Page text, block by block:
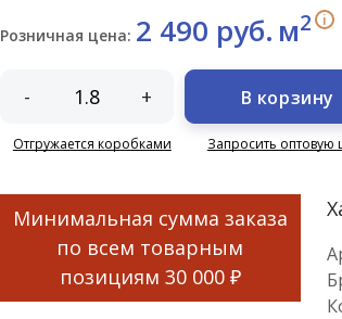
Розничная цена: 2 490 руб. м2 i
- +
Отгружается коробками
В корзину
Запросить оптовую
Минимальная сумма заказа
по всем товарным
позициям 30 000 ₽